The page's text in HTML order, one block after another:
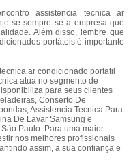
assistencia tecnica ar
se sempre se a empresa que
Além disso, lembre que
portáteis é importante
ar condicionado portatil
atua no segmento de
para seus clientes
Conserto De
Assistencia Tecnica Para
De Lavar Samsung e
Paulo. Para uma maior
nos melhores profissionais
assim, a sua confiança e